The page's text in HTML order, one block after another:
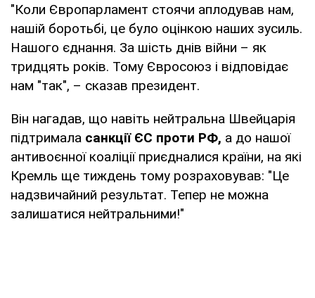
"Коли Європарламент стоячи аплодував нам,
нашій боротьбі, це було оцінкою наших зусиль.
Нашого єднання. За шість днів війни – як
тридцять років. Тому Євросоюз і відповідає
нам "так", – сказав президент.
Він нагадав, що навіть нейтральна Швейцарія
підтримала санкції ЄС проти РФ, а до нашої
антивоєнної коаліції приєдналися країни, на які
Кремль ще тиждень тому розраховував: "Це
надзвичайний результат. Тепер не можна
залишатися нейтральними!"